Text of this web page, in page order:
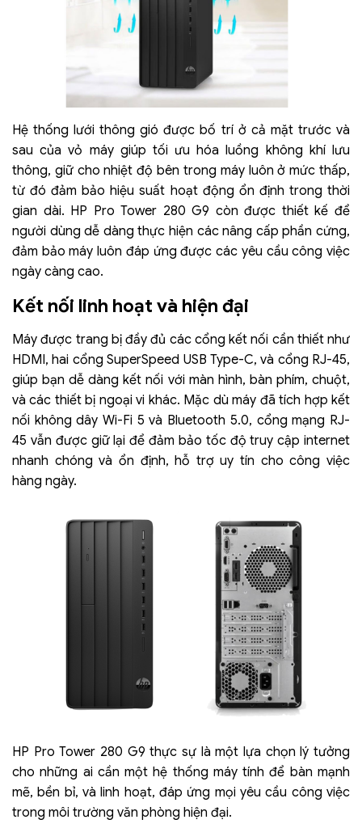
Hệ thống lưới thông gió được bố trí ở cả mặt trước và
sau của vỏ máy giúp tối ưu hóa luồng không khí lưu
thông, giữ cho nhiệt độ bên trong máy luôn ở mức thấp,
từ đó đảm bảo hiệu suất hoạt động ổn định trong thời
gian dài. HP Pro Tower 280 G9 còn được thiết kế để
người dùng dễ dàng thực hiện các nâng cấp phần cứng,
đảm bảo máy luôn đáp ứng được các yêu cầu công việc
ngày càng cao.
Kết nối linh hoạt và hiện đại
Máy được trang bị đầy đủ các cổng kết nối cần thiết như
HDMI, hai cổng SuperSpeed USB Type-C, và cổng RJ-45,
giúp bạn dễ dàng kết nối với màn hình, bàn phím, chuột,
và các thiết bị ngoại vi khác. Mặc dù máy đã tích hợp kết
nối không dây Wi-Fi 5 và Bluetooth 5.0, cổng mạng RJ-
45 vẫn được giữ lại để đảm bảo tốc độ truy cập internet
nhanh chóng và ổn định, hỗ trợ uy tín cho công việc
hàng ngày.
HP Pro Tower 280 G9 thực sự là một lựa chọn lý tưởng
cho những ai cần một hệ thống máy tính để bàn mạnh
mẽ, bền bỉ, và linh hoạt, đáp ứng mọi yêu cầu công việc
trong môi trường văn phòng hiện đại.